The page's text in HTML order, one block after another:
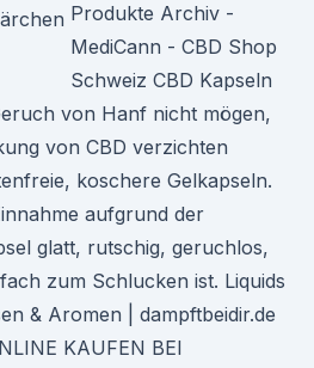
Produkte Archiv -
MediCann - CBD Shop
Schweiz CBD Kapseln
von Hanf nicht mögen,
von CBD verzichten
koschere Gelkapseln.
aufgrund der
glatt, rutschig, geruchlos,
zum Schlucken ist. Liquids
& Aromen | dampftbeidir.de
KAUFEN BEI